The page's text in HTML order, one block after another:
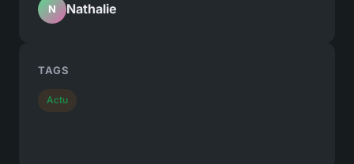
N Nathalie
TAGS
Actu